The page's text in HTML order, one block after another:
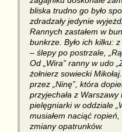
bliska trudno go było
zdradzały jedynie
Rannych zastałem w
bunkrze. Było ich kilku: z
– ślepy po postrzale,
Od „Wira” ranny w udo
żołnierz sowiecki
przez „Ninę”, która
przyjechała z Warszawy
pielęgniarki w oddziale
musiałem naciąć
zmiany opatrunków.